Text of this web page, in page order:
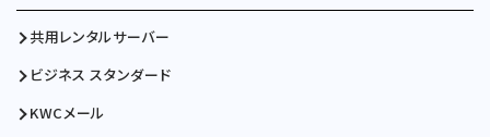
共用レンタルサーバー
ビジネス スタンダード
KWCメール